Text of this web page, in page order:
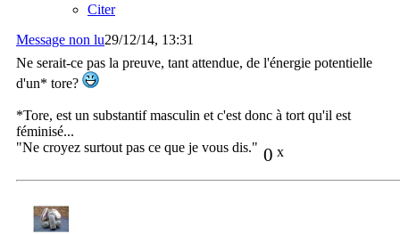
Citer
Message non lu29/12/14, 13:31
Ne serait-ce pas la preuve, tant attendue, de l'énergie potentielle
d'un* tore?
*Tore, est un substantif masculin et c'est donc à tort qu'il est
féminisé...
0 x
"Ne croyez surtout pas ce que je vous dis."